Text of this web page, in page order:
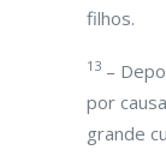
filhos.
13 –
por
grande